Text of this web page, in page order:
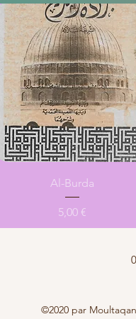
Aperçu rapide
Al-Burda
Prix
5,00 €
©2020 par